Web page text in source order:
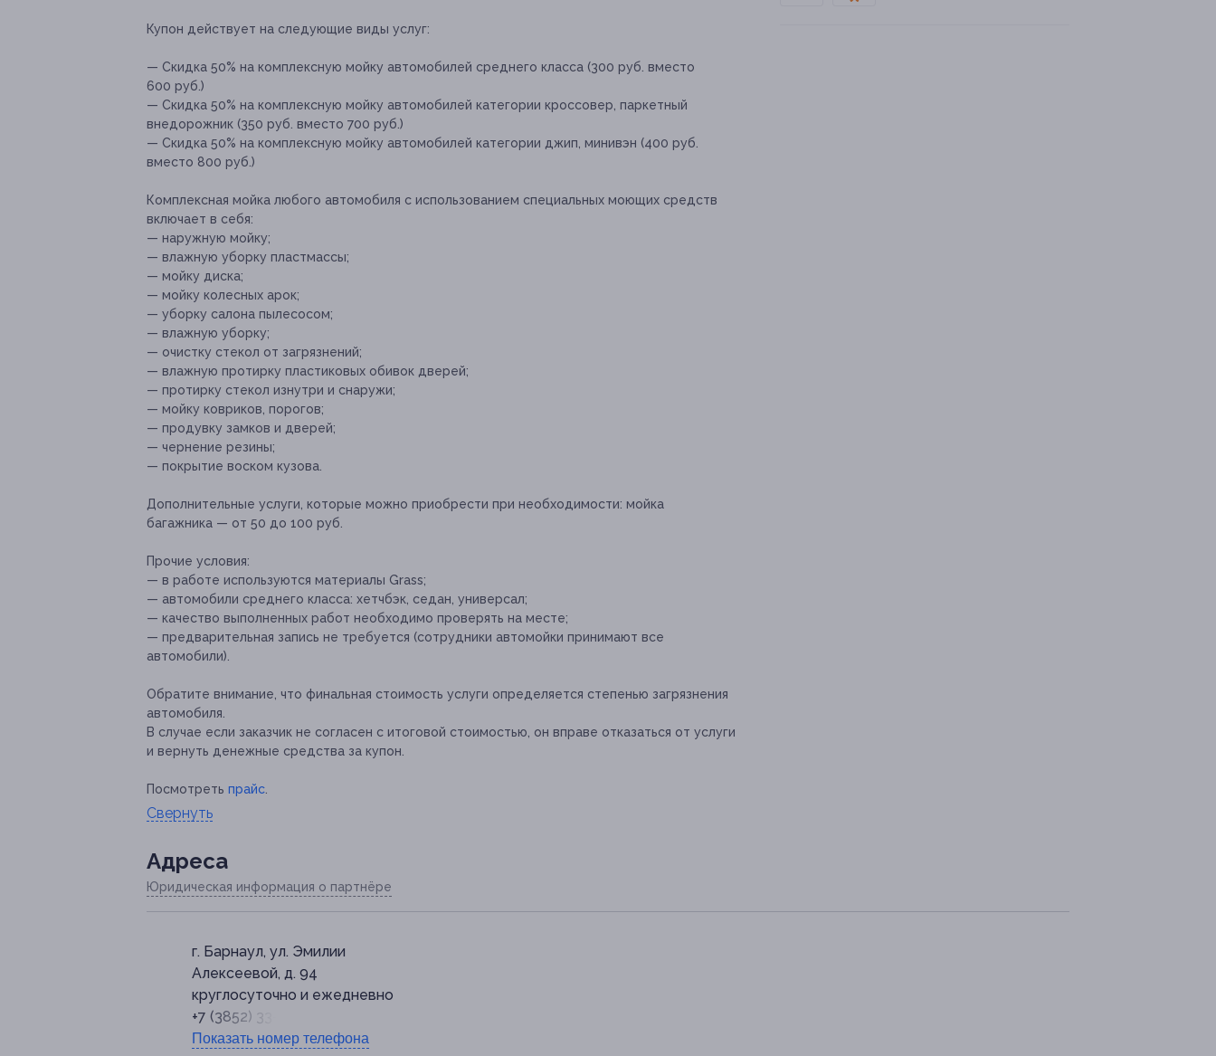
Купон действует на следующие виды услуг:
— Скидка 50% на комплексную мойку автомобилей среднего класса (300 руб. вместо
600 руб.)
— Скидка 50% на комплексную мойку автомобилей категории кроссовер, паркетный
внедорожник (350 руб. вместо 700 руб.)
— Скидка 50% на комплексную мойку автомобилей категории джип, минивэн (400 руб.
вместо 800 руб.)
Комплексная мойка любого автомобиля с использованием специальных моющих средств
включает в себя:
— наружную мойку;
— влажную уборку пластмассы;
— мойку диска;
— мойку колесных арок;
— уборку салона пылесосом;
— влажную уборку;
— очистку стекол от загрязнений;
— влажную протирку пластиковых обивок дверей;
— протирку стекол изнутри и снаружи;
— мойку ковриков, порогов;
— продувку замков и дверей;
— чернение резины;
— покрытие воском кузова.
Дополнительные услуги, которые можно приобрести при необходимости: мойка
багажника — от 50 до 100 руб.
Прочие условия:
— в работе используются материалы Grass;
— автомобили среднего класса: хетчбэк, седан, универсал;
— качество выполненных работ необходимо проверять на месте;
— предварительная запись не требуется (сотрудники автомойки принимают все
автомобили).
Обратите внимание, что финальная стоимость услуги определяется степенью загрязнения
автомобиля.
В случае если заказчик не согласен с итоговой стоимостью, он вправе отказаться от услуги
и вернуть денежные средства за купон.
Посмотреть прайс
Свернуть
Адресa
Юридическая информация о партнёре
г. Барнаул, ул. Эмилии
Алексеевой, д. 94
круглосуточно и ежедневно
+7 (3852) 33-60-60
Показать номер телефона